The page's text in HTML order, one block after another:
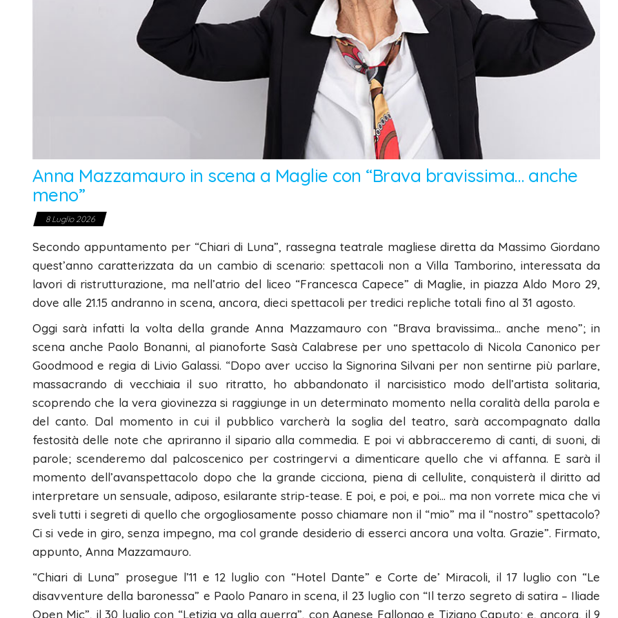
Anna Mazzamauro in scena a Maglie con “Brava bravissima… anche
meno”
8 Luglio 2026
Secondo appuntamento per “Chiari di Luna”, rassegna teatrale magliese diretta da Massimo Giordano
quest’anno caratterizzata da un cambio di scenario: spettacoli non a Villa Tamborino, interessata da
lavori di ristrutturazione, ma nell’atrio del liceo “Francesca Capece” di Maglie, in piazza Aldo Moro 29,
dove alle 21.15 andranno in scena, ancora, dieci spettacoli per tredici repliche totali fino al 31 agosto.
Oggi sarà infatti la volta della grande Anna Mazzamauro con “Brava bravissima… anche meno”; in
scena anche Paolo Bonanni, al pianoforte Sasà Calabrese per uno spettacolo di Nicola Canonico per
Goodmood e regia di Livio Galassi. “Dopo aver ucciso la Signorina Silvani per non sentirne più parlare,
massacrando di vecchiaia il suo ritratto, ho abbandonato il narcisistico modo dell’artista solitaria,
scoprendo che la vera giovinezza si raggiunge in un determinato momento nella coralità della parola e
del canto. Dal momento in cui il pubblico varcherà la soglia del teatro, sarà accompagnato dalla
festosità delle note che apriranno il sipario alla commedia. E poi vi abbracceremo di canti, di suoni, di
parole; scenderemo dal palcoscenico per costringervi a dimenticare quello che vi affanna. E sarà il
momento dell’avanspettacolo dopo che la grande cicciona, piena di cellulite, conquisterà il diritto ad
interpretare un sensuale, adiposo, esilarante strip-tease. E poi, e poi, e poi… ma non vorrete mica che vi
sveli tutti i segreti di quello che orgogliosamente posso chiamare non il “mio” ma il “nostro” spettacolo?
Ci si vede in giro, senza impegno, ma col grande desiderio di esserci ancora una volta. Grazie”. Firmato,
appunto, Anna Mazzamauro.
“Chiari di Luna” prosegue l’11 e 12 luglio con “Hotel Dante” e Corte de’ Miracoli, il 17 luglio con “Le
disavventure della baronessa” e Paolo Panaro in scena, il 23 luglio con “Il terzo segreto di satira – Iliade
Open Mic”, il 30 luglio con “Letizia va alla guerra”, con Agnese Fallongo e Tiziano Caputo; e, ancora, il 9